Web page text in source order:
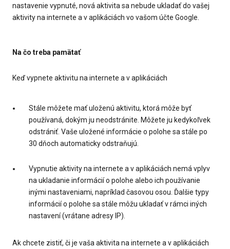
nastavenie vypnuté, nová aktivita sa nebude ukladať do vašej
aktivity na internete a v aplikáciách vo vašom účte Google.
Na čo treba pamätať
Keď vypnete aktivitu na internete a v aplikáciách
Stále môžete mať uloženú aktivitu, ktorá môže byť
používaná, dokým ju neodstránite. Môžete ju kedykoľvek
odstrániť. Vaše uložené informácie o polohe sa stále po
30 dňoch automaticky odstraňujú.
Vypnutie aktivity na internete a v aplikáciách nemá vplyv
na ukladanie informácií o polohe alebo ich používanie
inými nastaveniami, napríklad časovou osou. Ďalšie typy
informácií o polohe sa stále môžu ukladať v rámci iných
nastavení (vrátane adresy IP).
Ak chcete zistiť, či je vaša aktivita na internete a v aplikáciách